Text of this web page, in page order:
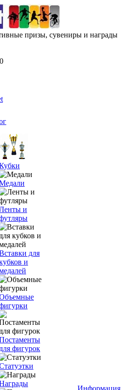
призы, сувениры и награды
и
для
и
для фигурок
Информация